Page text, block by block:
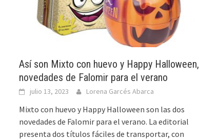
Así son Mixto con huevo y Happy Halloween,
novedades de Falomir para el verano
julio 13, 2023 Lorena Garcés Abarca
Mixto con huevo y Happy Halloween son las dos
novedades de Falomir para el verano. La editorial
presenta dos títulos fáciles de transportar, con